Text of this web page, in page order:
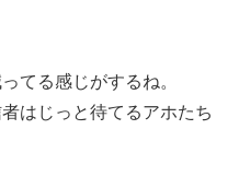
てる感じがするね。
はじっと待てるアホたち